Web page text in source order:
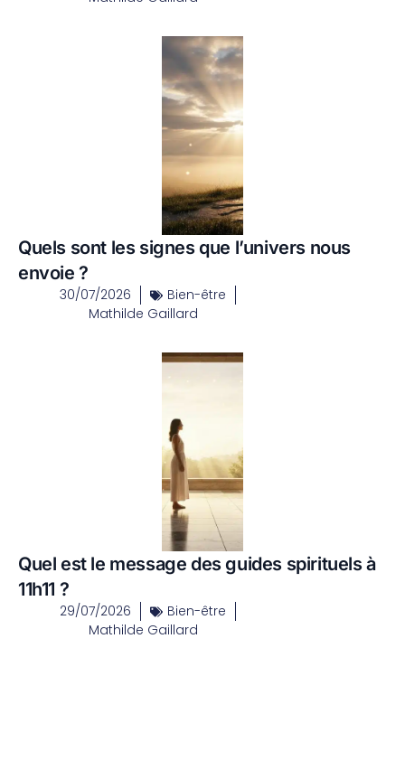
Quels sont les signes que l’univers nous
envoie ?
30/07/2026
Bien-être
Mathilde Gaillard
Quel est le message des guides spirituels à
11h11 ?
29/07/2026
Bien-être
Mathilde Gaillard